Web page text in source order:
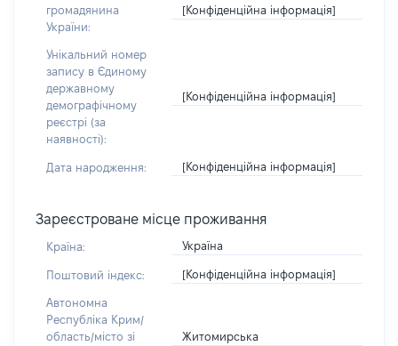
громадянина
України:
[Конфіденційна інформація]
Унікальний номер
запису в Єдиному
державному
демографічному
реєстрі (за
наявності):
[Конфіденційна інформація]
Дата народження: [Конфіденційна інформація]
Зареєстроване місце проживання
Країна: Україна
Поштовий індекс: [Конфіденційна інформація]
Автономна
Республіка Крим/
область/місто зі
Житомирська